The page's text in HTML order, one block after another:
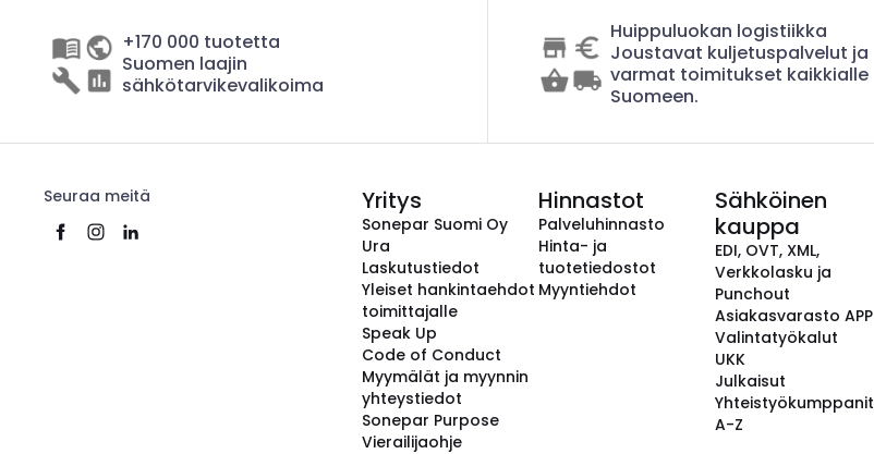
+170 000 tuotetta
Suomen laajin
sähkötarvikevalikoima
Huippuluokan logistiikka
Joustavat kuljetuspalvelut ja
varmat toimitukset kaikkialle
Suomeen.
Seuraa meitä Yritys
Sonepar Suomi Oy
Ura
Laskutustiedot
Yleiset hankintaehdot
toimittajalle
Speak Up
Code of Conduct
Myymälät ja myynnin
yhteystiedot
Sonepar Purpose
Vierailijaohje
Hinnastot
Palveluhinnasto
Hinta- ja
tuotetiedostot
Myyntiehdot
Sähköinen
kauppa
EDI, OVT, XML,
Verkkolasku ja
Punchout
Asiakasvarasto APP
Valintatyökalut
UKK
Julkaisut
Yhteistyökumppanit
A-Z